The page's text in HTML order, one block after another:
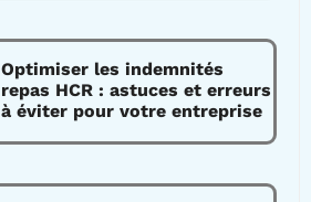
Optimiser les indemnités
repas HCR : astuces et erreurs
à éviter pour votre entreprise